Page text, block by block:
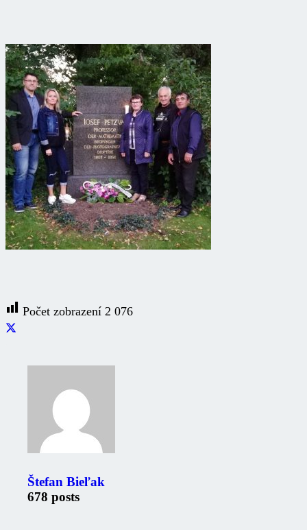
Počet zobrazení 2 076
Štefan Bieľak
678 posts